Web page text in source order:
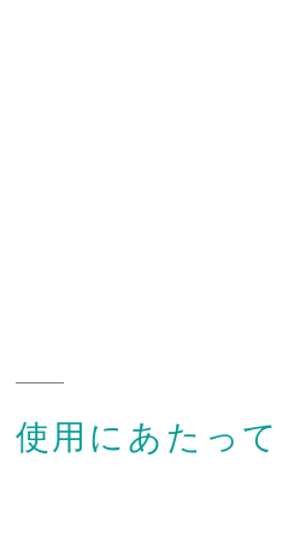
使用にあたって